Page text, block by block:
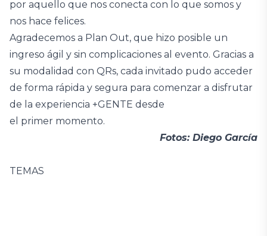
por aquello que nos conecta con lo que somos y
nos hace felices.
Agradecemos a Plan Out, que hizo posible un
ingreso ágil y sin complicaciones al evento. Gracias a
su modalidad con QRs, cada invitado pudo acceder
de forma rápida y segura para comenzar a disfrutar
de la experiencia +GENTE desde
el primer momento.
Fotos: Diego García
TEMAS